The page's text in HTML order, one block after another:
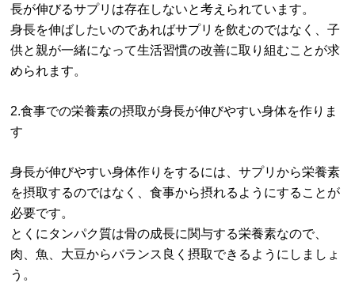
長が伸びるサプリは存在しないと考えられています。
身長を伸ばしたいのであればサプリを飲むのではなく、子
供と親が一緒になって生活習慣の改善に取り組むことが求
められます。
2.食事での栄養素の摂取が身長が伸びやすい身体を作りま
す
身長が伸びやすい身体作りをするには、サプリから栄養素
を摂取するのではなく、食事から摂れるようにすることが
必要です。
とくにタンパク質は骨の成長に関与する栄養素なので、
肉、魚、大豆からバランス良く摂取できるようにしましょ
う。